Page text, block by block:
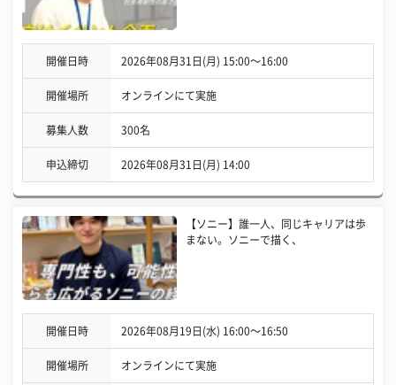
開催日時 2026年08月31日(月) 15:00〜16:00
開催場所 オンラインにて実施
募集人数 300名
申込締切 2026年08月31日(月) 14:00
【ソニー】誰一人、同じキャリアは歩
まない。ソニーで描く、
開催日時 2026年08月19日(水) 16:00〜16:50
開催場所 オンラインにて実施